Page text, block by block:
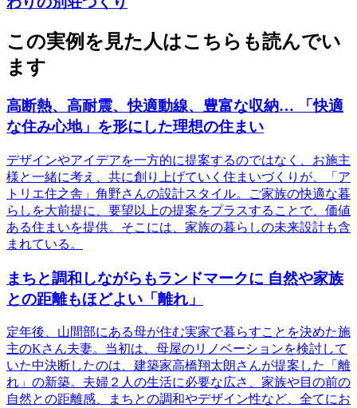
この実例を見た人はこちらも読んでい
ます
高断熱、高耐震、快適動線、豊富な収納… 「快適
な住み心地」を形にした理想の住まい
デザインやアイデアを一方的に提案するのではなく、お施主
様と一緒に考え、共に創り上げていく住まいづくりが、「ア
トリエ住之舎」角野さんの設計スタイル。ご家族の快適な暮
らしを大前提に、要望以上の提案をプラスすることで、価値
ある住まいを提供。そこには、家族の暮らしの未来設計も含
まれている。
まちと調和しながらもランドマークに 自然や家族
との距離もほどよい「離れ」
定年後、山間部にある母が住む実家で暮らすことを決めた施
主のKさん夫妻。当初は、母屋のリノベーションを検討して
いた中決断したのは、建築家高橋翔太朗さんが提案した「離
れ」の新築。夫婦２人の生活に必要な広さ、家族や目の前の
自然との距離感、まちとの調和やデザイン性など、全てにお